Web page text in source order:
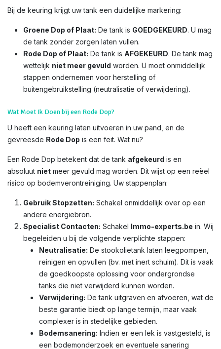
Bij de keuring krijgt uw tank een duidelijke markering:
Groene Dop of Plaat: De tank is GOEDGEKEURD. U mag
de tank zonder zorgen laten vullen.
Rode Dop of Plaat: De tank is AFGEKEURD. De tank mag
wettelijk niet meer gevuld worden. U moet onmiddellijk
stappen ondernemen voor herstelling of
buitengebruikstelling (neutralisatie of verwijdering).
Wat Moet Ik Doen bij een Rode Dop?
U heeft een keuring laten uitvoeren in uw pand, en de
gevreesde Rode Dop is een feit. Wat nu?
Een Rode Dop betekent dat de tank afgekeurd is en
absoluut niet meer gevuld mag worden. Dit wijst op een reëel
risico op bodemverontreiniging. Uw stappenplan:
Gebruik Stopzetten: Schakel onmiddellijk over op een
andere energiebron.
Specialist Contacten: Schakel Immo-experts.be in. Wij
begeleiden u bij de volgende verplichte stappen:
Neutralisatie: De stookolietank laten leegpompen,
reinigen en opvullen (bv. met inert schuim). Dit is vaak
de goedkoopste oplossing voor ondergrondse
tanks die niet verwijderd kunnen worden.
Verwijdering: De tank uitgraven en afvoeren, wat de
beste garantie biedt op lange termijn, maar vaak
complexer is in stedelijke gebieden.
Bodemsanering: Indien er een lek is vastgesteld, is
een bodemonderzoek en eventuele sanering